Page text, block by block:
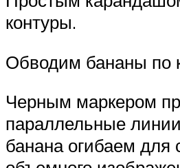
контуры.
Обводим бананы по
Черным маркером
параллельные
банана огибаем для